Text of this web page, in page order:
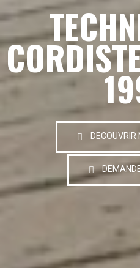
DECOUVRIR